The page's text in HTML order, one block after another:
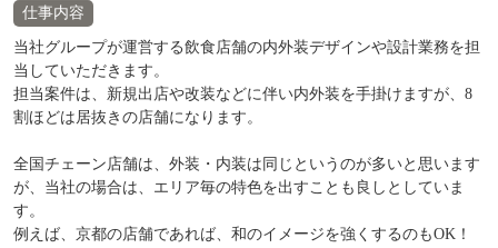
仕事内容
当社グループが運営する飲食店舗の内外装デザインや設計業務を担
当していただきます。
担当案件は、新規出店や改装などに伴い内外装を手掛けますが、8
割ほどは居抜きの店舗になります。
全国チェーン店舗は、外装・内装は同じというのが多いと思います
が、当社の場合は、エリア毎の特色を出すことも良しとしていま
す。
例えば、京都の店舗であれば、和のイメージを強くするのもOK！